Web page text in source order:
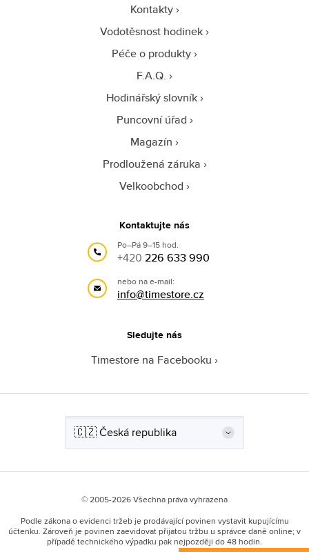
Kontakty
Vodotěsnost hodinek
Péče o produkty
F.A.Q.
Hodinářský slovník
Puncovní úřad
Magazín
Prodloužená záruka
Velkoobchod
Kontaktujte nás
Po–Pá 9–15 hod.
+420 226 633 990
nebo na e-mail:
info@timestore.cz
Sledujte nás
Timestore na Facebooku
© 2005-2026 Všechna práva vyhrazena
Podle zákona o evidenci tržeb je prodávající povinen vystavit kupujícímu
účtenku. Zároveň je povinen zaevidovat přijatou tržbu u správce daně online; v
případě technického výpadku pak nejpozději do 48 hodin.